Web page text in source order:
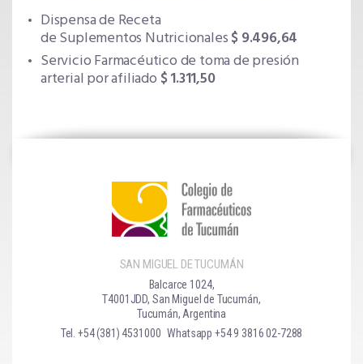
Dispensa de Receta
de Suplementos Nutricionales$ 9.496,64
Servicio Farmacéutico de toma de presión
arterial por afiliado $ 1.311,50
SAN MIGUEL DE TUCUMÁN
Balcarce 1024,
T4001JDD, San Miguel de Tucumán,
Tucumán, Argentina
Tel. +54 (381) 4531000 Whatsapp +54 9 3816 02-7288